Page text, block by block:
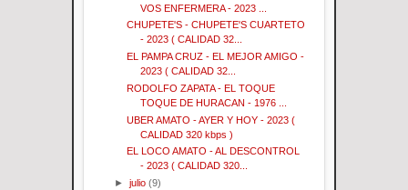
VOS ENFERMERA - 2023 ...
CHUPETE'S - CHUPETE'S CUARTETO
- 2023 ( CALIDAD 32...
EL PAMPA CRUZ - EL MEJOR AMIGO -
2023 ( CALIDAD 32...
RODOLFO ZAPATA - EL TOQUE
TOQUE DE HURACAN - 1976 ...
UBER AMATO - AYER Y HOY - 2023 (
CALIDAD 320 kbps )
EL LOCO AMATO - AL DESCONTROL
- 2023 ( CALIDAD 320...
►julio (9)